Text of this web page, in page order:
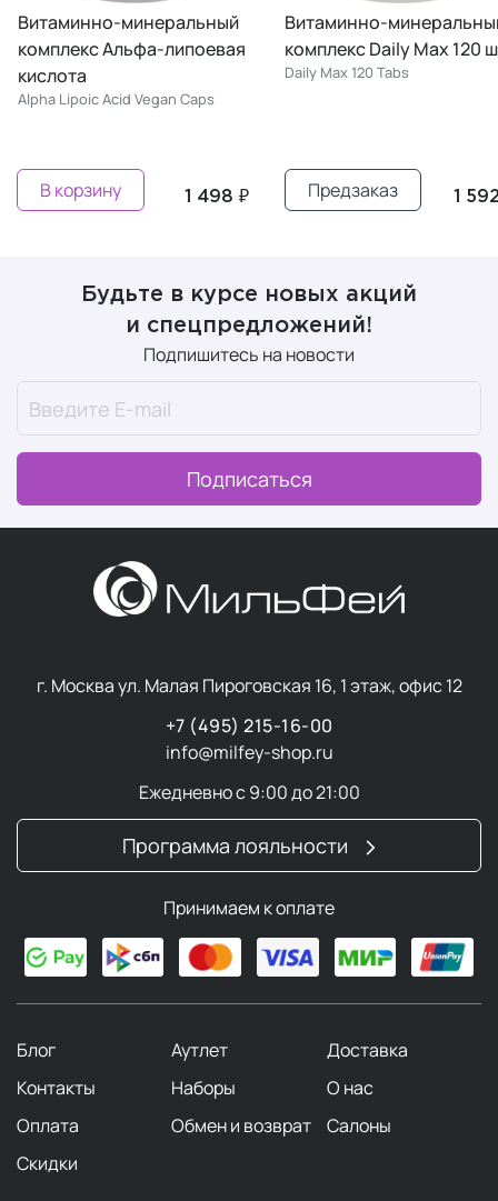
Витаминно-минеральный
комплекс Daily Max 120 шт
Daily Max 120 Tabs
1 592 ₽
Предзаказ
Витаминно-
комплекс "Фолиевая
кислота"
1
В корзину
Будьте в курсе новых акций
и спецпредложений!
Подпишитесь на новости
Подписаться
г. Москва ул. Малая Пироговская 16, 1 этаж, офис 12
+7 (495) 215-16-00
info@milfey-shop.ru
Ежедневно с 9:00 до 21:00
Программа лояльности
Принимаем к оплате
Блог Аутлет
Доставка
Контакты
Наборы
О нас
Оплата
Обмен и возврат
Салоны
Скидки